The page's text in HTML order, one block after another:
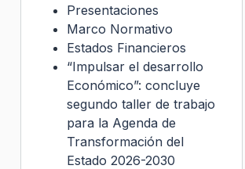
Presentaciones
Marco Normativo
Estados Financieros
“Impulsar el desarrollo
Económico”: concluye
segundo taller de trabajo
para la Agenda de
Transformación del
Estado 2026-2030